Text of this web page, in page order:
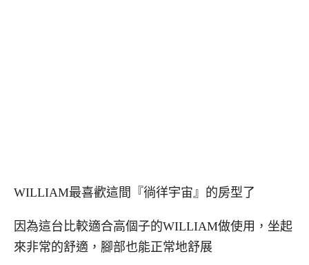
WILLIAM最喜歡這間『徜徉宇宙』的房型了
因為這台比較適合高個子的WILLIAM做使用，坐起
來非常的舒適，腳部也能正常地舒展